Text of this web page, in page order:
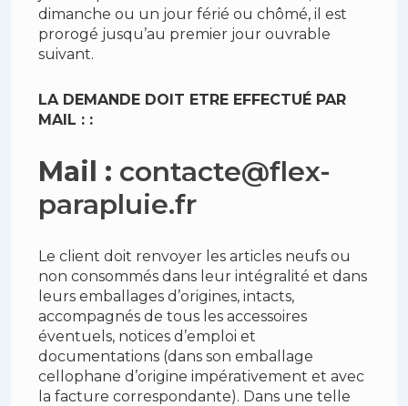
dimanche ou un jour férié ou chômé, il est
prorogé jusqu’au premier jour ouvrable
suivant.
LA DEMANDE DOIT ETRE EFFECTUÉ PAR
MAIL : :
Mail : contacte@flex-
parapluie.fr
Le client doit renvoyer les articles neufs ou
non consommés dans leur intégralité et dans
leurs emballages d’origines, intacts,
accompagnés de tous les accessoires
éventuels, notices d’emploi et
documentations (dans son emballage
cellophane d’origine impérativement et avec
la facture correspondante). Dans une telle